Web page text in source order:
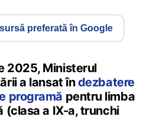
preferată în Google
2025, Ministerul
a lansat îndezbatere
programă pentru limba
(clasa a IX-a, trunchi